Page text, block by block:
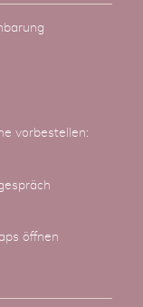
vorbestellen:
öffnen